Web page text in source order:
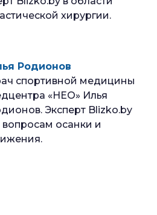
хирургии.
Родионов
спортивной медицины
«НЕО» Илья
Эксперт Blizko.by
вопросам осанки и